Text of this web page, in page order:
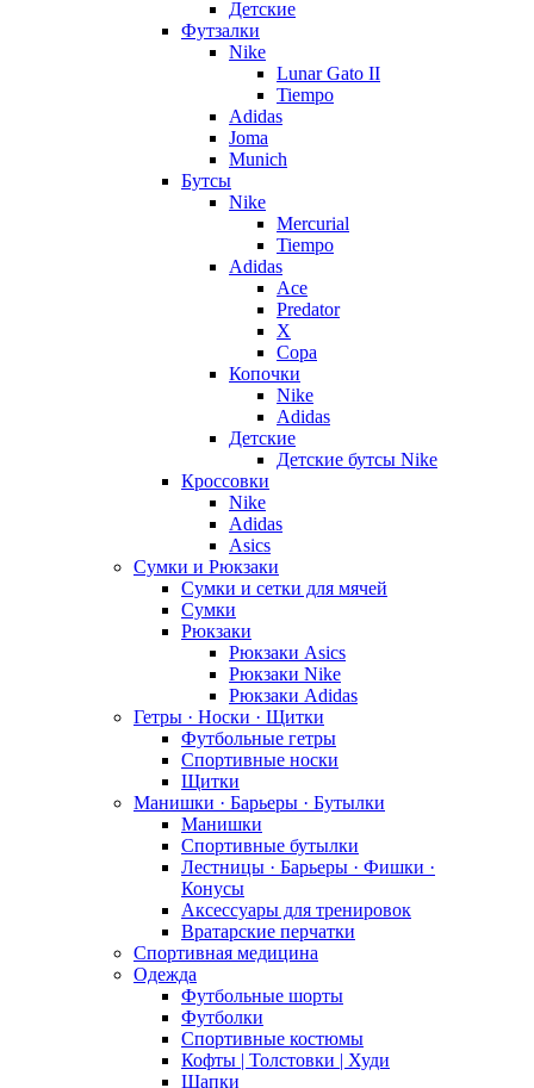
Детские
Футзалки
Nike
Lunar Gato II
Tiempo
Adidas
Joma
Munich
Бутсы
Nike
Mercurial
Tiempo
Adidas
Ace
Predator
X
Copa
Копочки
Nike
Adidas
Детские
Детские бутсы Nike
Кроссовки
Nike
Adidas
Asics
Сумки и Рюкзаки
Сумки и сетки для мячей
Сумки
Рюкзаки
Рюкзаки Asics
Рюкзаки Nike
Рюкзаки Adidas
Гетры · Носки · Щитки
Футбольные гетры
Спортивные носки
Щитки
Манишки · Барьеры · Бутылки
Манишки
Спортивные бутылки
Лестницы · Барьеры · Фишки ·
Конусы
Аксессуары для тренировок
Вратарские перчатки
Спортивная медицина
Одежда
Футбольные шорты
Футболки
Спортивные костюмы
Кофты | Толстовки | Худи
Шапки